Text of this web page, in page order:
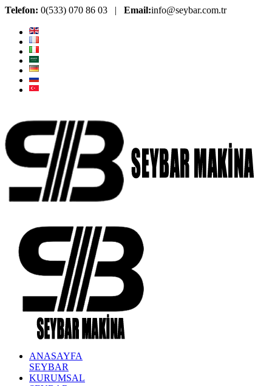
Telefon: 0(533) 070 86 03 | Email:info@seybar.com.tr
ANASAYFA
SEYBAR
KURUMSAL